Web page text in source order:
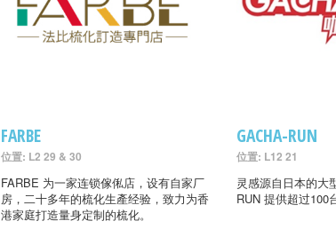
FARBE
位置: L2 29 & 30
FARBE 为一家连锁傢俬店，设有自家厂
房，二十多年的梳化生產经验，致力为香
港家庭打造量身定制的梳化。
GACHA-RUN
位置: L12 21
灵感源自日本的大
RUN 提供超过100